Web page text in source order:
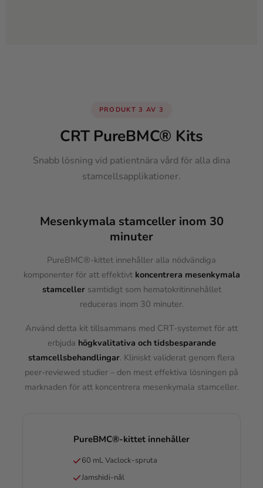
PRODUKT 3 AV 3
CRT PureBMC® Kits
Snabb lösning vid patientnära vård för alla dina
stamcellsapplikationer.
Mesenkymala stamceller inom 30
minuter
PureBMC®-kittet innehåller alla nödvändiga
komponenter för att effektivt koncentrera mesenkymala
stamcellersamtidigt som hematokritinnehållet
reduceras inom 30 minuter.
Använd detta kit tillsammans med CRT-systemet för att
erbjuda högkvalitativa och tidsbesparande
stamcellsbehandlingar. Kliniskt validerat genom flera
peer-reviewed studier – den mest effektiva lösningen på
marknaden för att koncentrera mesenkymala stamceller.
PureBMC®-kittet innehåller
60 mL Vaclock-spruta
Jamshidi-nål